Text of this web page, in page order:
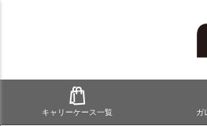
キャリーケース一覧 ガ